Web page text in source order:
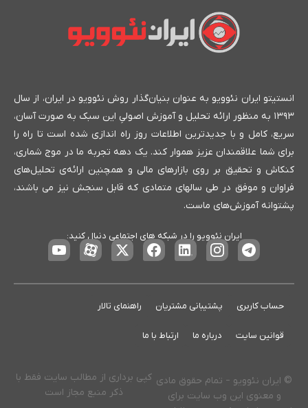
حساب کاربری پشتیبانی مشتریان راهنمای تالار
قوانین سایت درباره ما ارتباط با ما
انستیتو ایران نئوویو به عنوان بنیان‌گذار روش نئوویو در ایران، از سال
۱۳۹۳ به منظور ارائه تحلیل و آموزش اصولیِ این سبک به صورت آسان،
سریع، کامل و با جدیدترین اطلاعات روز راه اندازی شده است تا راه را
برای شما علاقمندان عزیز هموار کند. یک دهه تجربه ما در موج شماری،
کنکاش و تحقیق بر روی بازارهای مالی و همچنین ارائه‌ی تحلیل‌های
فراوان و موفق در طی سالهای متمادی که قابل سنجش نیز می باشند،
پشتوانه آموزش‌های ماست.
ایران نئوویو را در شبکه های اجتماعی دنبال کنید:
© ایران نئوویو – تمام حقوق مادی
و معنوی این وب سایت برای
کپی برداری از مطالب سایت فقط با
ذکر منبع مجاز است